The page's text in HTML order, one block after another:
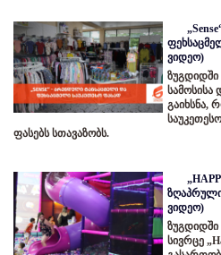
ვიდეო)
ზუგდიდში
სამოსისა
გაიხსნა,
ფასებს სთავაზობს.
ზღაპრული
ვიდეო)
ზუგდიდში
სივრცე